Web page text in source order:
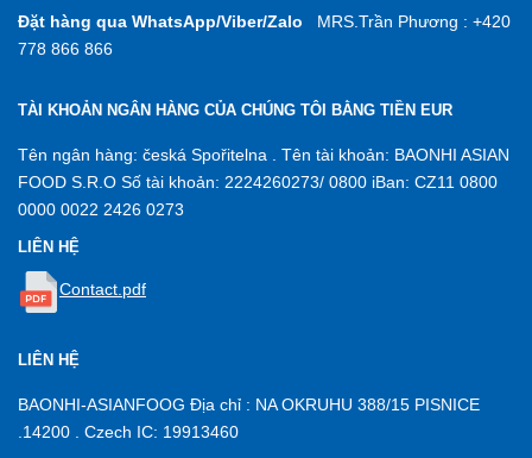
Đặt hàng qua WhatsApp/Viber/Zalo MRS.Trần Phương : +420
778 866 866
TÀI KHOẢN NGÂN HÀNG CỦA CHÚNG TÔI BẰNG TIỀN EUR
Tên ngân hàng: česká Spořitelna . Tên tài khoản: BAONHI ASIAN
FOOD S.R.O Số tài khoản: 2224260273/ 0800 iBan: CZ11 0800
0000 0022 2426 0273
LIÊN HỆ
Contact.pdf
LIÊN HỆ
BAONHI-ASIANFOOG Địa chỉ : NA OKRUHU 388/15 PISNICE
.14200 . Czech IC: 19913460